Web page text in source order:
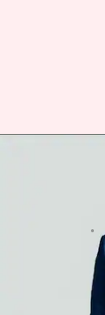
कोरोना
दिया
कोरोना काल